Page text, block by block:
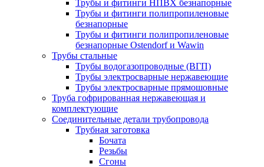
Трубы и фитинги НПВХ безнапорные
Трубы и фитинги полипропиленовые
безнапорные
Трубы и фитинги полипропиленовые
безнапорные Ostendorf и Wawin
Трубы стальные
Трубы водогазопроводные (ВГП)
Трубы электросварные нержавеющие
Трубы электросварные прямошовные
Труба гофрированная нержавеющая и
комплектующие
Соединительные детали трубопровода
Трубная заготовка
Бочата
Резьбы
Сгоны